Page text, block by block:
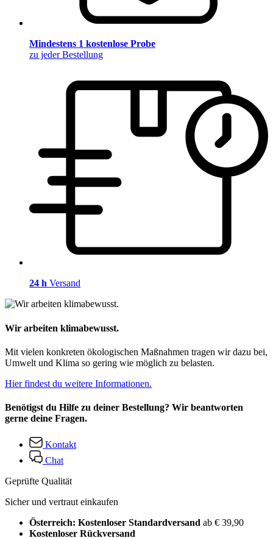
Mindestens 1 kostenlose Probe
zu jeder Bestellung
24 h Versand
Wir arbeiten klimabewusst.
Mit vielen konkreten ökologischen Maßnahmen tragen wir dazu bei,
Umwelt und Klima so gering wie möglich zu belasten.
Hier findest du weitere Informationen.
Benötigst du Hilfe zu deiner Bestellung? Wir beantworten
gerne deine Fragen.
Kontakt
Chat
Geprüfte Qualität
Sicher und vertraut einkaufen
Österreich: Kostenloser Standardversand ab € 39,90
Kostenloser Rückversand